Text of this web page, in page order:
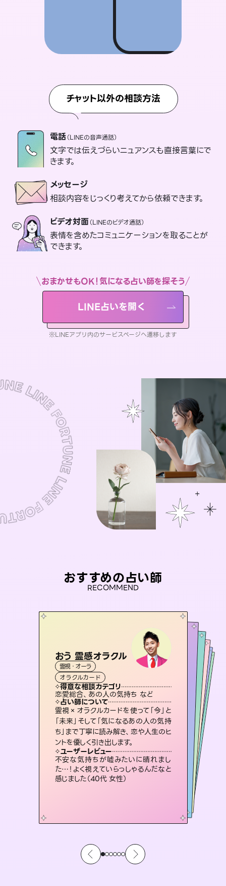
チャット以外の相談方法
電話（LINEの音声通話）
文字では伝えづらいニュアンスも直接言葉にで
きます。
メッセージ
相談内容をじっくり考えてから依頼できます。
ビデオ対面（LINEのビデオ通話）
表情を含めたコミュニケーションを取ることが
できます。
おまかせもOK！気になる占い師を探そう
LINE占いを開く
※LINEアプリ内のサービスページへ遷移します
おすすめの占い師
RECOMMEND
おう 霊感オラクル
霊視・オーラ
オラクルカード
得意な相談カテゴリ
恋愛総合、あの人の気持ち など
占い師について
霊視×オラクルカードを使って「今」と
「未来」そして「気になるあの人の気持
ち」まで丁寧に読み解き、恋や人生のヒ
ントを優しく引き出します。
ユーザーレビュー
不安な気持ちが嘘みたいに晴れまし
た…！よく視えていらっしゃるんだなと
感じました（40代 女性）
アイリス -iris-
西洋占星術
ルーン
得意な相談カテゴリ
恋愛総合、片想い、二人の未来 など
占い師について
復縁、恋愛、不倫の行方、同性愛や片
思い、仕事関係や借金問題まで知りた
いことや心の負担になっていることを
紐解き、背中をそっと押して導きます。
ユーザーレビュー
安心感のあり、言い切ってくれる所や濁
さない鑑定のおかげで、毎回自分の気
持ちを整えられます（30代 男性）
彗望
霊視・オーラ
スピリチュアル・リーディング
得意な相談カテゴリ
片想い、あの人の気持ち、復縁 など
占い師について
3,700年以上の歴史を持つ東洋最古の
占術「易占」で詳細まで占い、幸せへ向
かう道筋を示します。厳しい結果にも具
体的な対策をお伝えします。
ユーザーレビュー
複雑な背景もしっかり聞いて鑑定して
いただけました。気持ちが楽になりまし
た（50代 女性）
とうげんみう
霊視・オーラ
スピリチュアル・リーディング
得意な相談カテゴリ
片想い、あの人の気持ち、復縁 など
占い師について
恋愛のお悩みの中でも特に「曖昧な関係」の相談を得意としており、友達以上恋人未満なお相手との今後や本音を丁寧に読み解き恋愛成就へと導きます。
ユーザーレビュー
鑑定していただいてアドバイス通りに行
動すると仲が復活してきました。ありが
とうございました（40代 女性）
未来視師＊花
スピリチュアル・リーディング
得意な相談カテゴリ
出逢い、片想い、復縁 など
占い師について
未来には何パターンもの選択肢があり
ます。不安で視えにくくなっているあな
たの素敵な未来を見つけ、その未来を
選択できるようアドバイスします。
ユーザーレビュー
職場の人の性質や人間関係、本心など
本当によく視えていてびっくり。対策が
打てて前向きになれます（40代）
霊視・オーラ タロット
スピリチュアル・リーディング
得意な相談カテゴリ
片想い、二人の未来、年の差 など
占い師について
連絡再開、復縁、成就などの報告実績
多数。セラピストとして2万超の施術経
験があるからこそできる鑑定で、より良
い未来をサポートします。
ユーザーレビュー
とても心温まる鑑定でした。しかもこち
らは何も言っていないのに視えていらっ
しゃるんだなと驚きです（30代女性）